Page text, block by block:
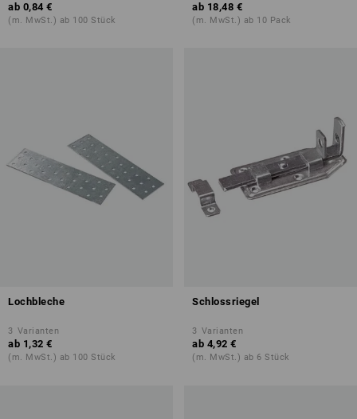
ab 0,84 €
(m. MwSt.) ab 100 Stück
ab 18,48 €
(m. MwSt.) ab 10 Pack
Lochbleche
3 Varianten
ab 1,32 €
(m. MwSt.) ab 100 Stück
Schlossriegel
3 Varianten
ab 4,92 €
(m. MwSt.) ab 6 Stück